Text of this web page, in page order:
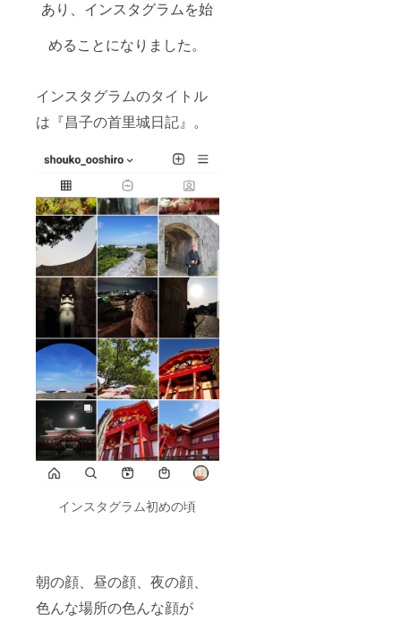
あり、インスタグラムを始
めることになりました。
インスタグラムのタイトル
は『昌子の首里城日記』。
インスタグラム初めの頃
朝の顔、昼の顔、夜の顔、
色んな場所の色んな顔が